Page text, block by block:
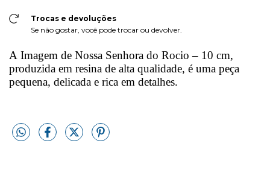
Trocas e devoluções
Se não gostar, você pode trocar ou devolver.
A Imagem de Nossa Senhora do Rocio – 10 cm,
produzida em resina de alta qualidade, é uma peça
pequena, delicada e rica em detalhes.